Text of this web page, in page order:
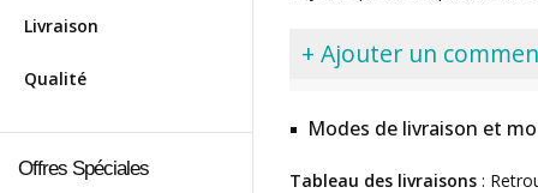
Livraison
Qualité
Offres Spéciales
+ Ajouter un
Modes de livraison et
Tableau des livraisons :